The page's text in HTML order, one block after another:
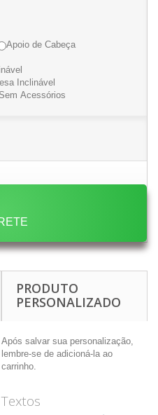
Apoio de Cabeça
Inclinável
Sem Acessórios
PRODUTO
PERSONALIZADO
Após salvar sua personalização,
lembre-se de adicioná-la ao
carrinho.
Textos